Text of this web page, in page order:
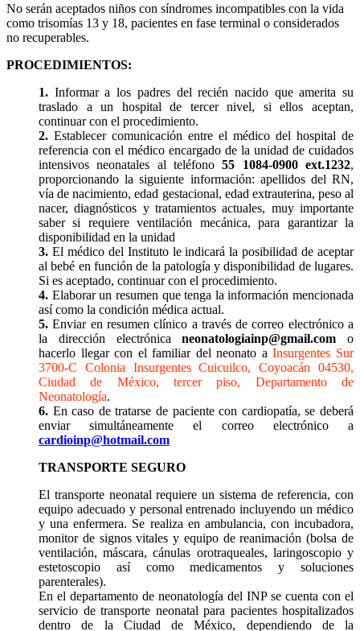
No serán aceptados niños con síndromes incompatibles con la vida
como trisomías 13 y 18, pacientes en fase terminal o considerados
no recuperables.
PROCEDIMIENTOS:
1. Informar a los padres del recién nacido que amerita su
traslado a un hospital de tercer nivel, si ellos aceptan,
continuar con el procedimiento.
2. Establecer comunicación entre el médico del hospital de
referencia con el médico encargado de la unidad de cuidados
intensivos neonatales al teléfono55 1084-0900 ext.1232,
proporcionando la siguiente información: apellidos del RN,
vía de nacimiento, edad gestacional, edad extrauterina, peso al
nacer, diagnósticos y tratamientos actuales, muy importante
saber si requiere ventilación mecánica, para garantizar la
disponibilidad en la unidad
3. El médico del Instituto le indicará la posibilidad de aceptar
al bebé en función de la patología y disponibilidad de lugares.
Si es aceptado, continuar con el procedimiento.
4. Elaborar un resumen que tenga la información mencionada
así como la condición médica actual.
5. Enviar en resumen clínico a través de correo electrónico a
la dirección electrónicaneonatologiainp@gmail.com o
hacerlo llegar con el familiar del neonato aInsurgentes Sur
3700-C Colonia Insurgentes Cuicuilco, Coyoacán 04530,
Ciudad de México, tercer piso, Departamento de
Neonatología.
6. En caso de tratarse de paciente con cardiopatía, se deberá
enviar simultáneamente el correo electrónico a
cardioinp@hotmail.com
TRANSPORTE SEGURO
El transporte neonatal requiere un sistema de referencia, con
equipo adecuado y personal entrenado incluyendo un médico
y una enfermera. Se realiza en ambulancia, con incubadora,
monitor de signos vitales y equipo de reanimación (bolsa de
ventilación, máscara, cánulas orotraqueales, laringoscopio y
estetoscopio así como medicamentos y soluciones
parenterales).
En el departamento de neonatología del INP se cuenta con el
servicio de transporte neonatal para pacientes hospitalizados
dentro de la Ciudad de México, dependiendo de la